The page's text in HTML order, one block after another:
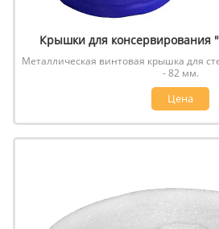
Крышки для консервирования
Металлическая винтовая крышка для
- 82 мм.
Цена